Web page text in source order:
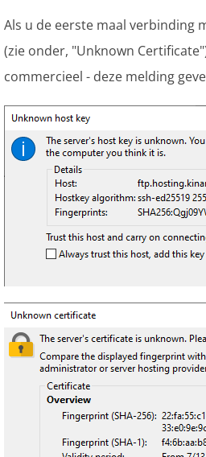
Als u de eerste maal verbinding
(zie onder, "Unknown
commercieel - deze melding